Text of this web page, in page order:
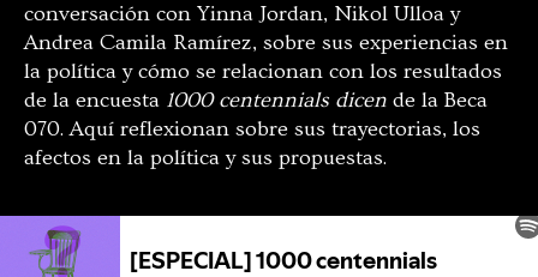
conversación con Yinna Jordan, Nikol Ulloa y
Andrea Camila Ramírez, sobre sus experiencias en
la política y cómo se relacionan con los resultados
de la encuesta 1000 centennials dicen de la Beca
070. Aquí reflexionan sobre sus trayectorias, los
afectos en la política y sus propuestas.